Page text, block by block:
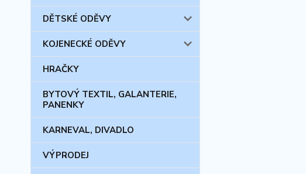
DĚTSKÉ ODĚVY
KOJENECKÉ ODĚVY
HRAČKY
BYTOVÝ TEXTIL, GALANTERIE,
PANENKY
KARNEVAL, DIVADLO
VÝPRODEJ